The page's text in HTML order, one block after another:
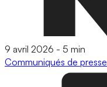
9 avril 2026 - 5 min
Communiqués de presse